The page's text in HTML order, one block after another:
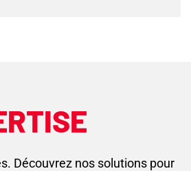
Découvrez nos solutions pour